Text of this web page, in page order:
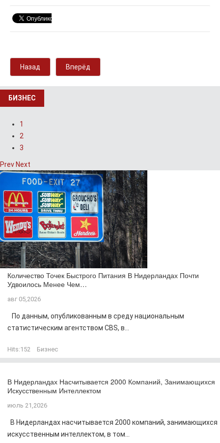
Назад Вперёд
БИЗНЕС
1
2
3
Prev Next
Количество Точек Быстрого Питания В Нидерландах Почти
Удвоилось Менее Чем…
авг 05,2026
По данным, опубликованным в среду национальным
статистическим агентством CBS, в...
Hits:152 Бизнес
В Нидерландах Насчитывается 2000 Компаний, Занимающихся
Искусственным Интеллектом
июль 21,2026
В Нидерландах насчитывается 2000 компаний, занимающихся
искусственным интеллектом, в том...